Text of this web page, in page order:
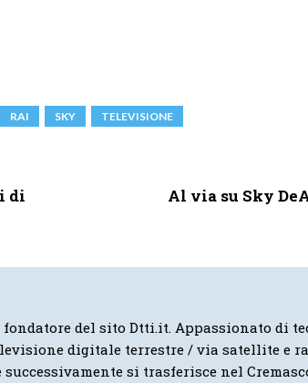
RAI SKY TELEVISIONE
di
Al via su Sky
del sito Dtti.it. Appassionato di
digitale terrestre / via satellite e
successivamente si trasferisce nel